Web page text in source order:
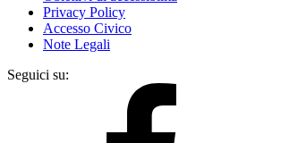
Privacy Policy
Accesso Civico
Note Legali
Seguici su: